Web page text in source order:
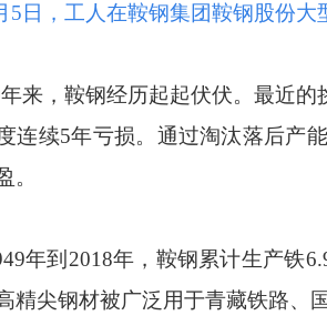
，工人在鞍钢集团鞍钢股份大
，鞍钢经历起起伏伏。最近的
连续5年亏损。通过淘汰落后产
。
年到2018年，鞍钢累计生产铁
精尖钢材被广泛用于青藏铁路、